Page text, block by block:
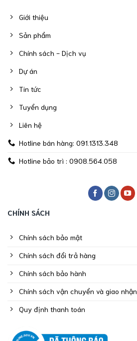
Giới thiệu
Sản phẩm
Chính sách - Dịch vụ
Dự án
Tin tức
Tuyển dụng
Liên hệ
Hotline bán hàng: 091.1313.348
Hotline bảo trì : 0908.564.058
CHÍNH SÁCH
Chính sách bảo mật
Chính sách đổi trả hàng
Chính sách bảo hành
Chính sách vận chuyển và giao nhận
Quy định thanh toán